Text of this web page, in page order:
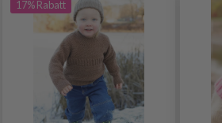
17% Rabatt